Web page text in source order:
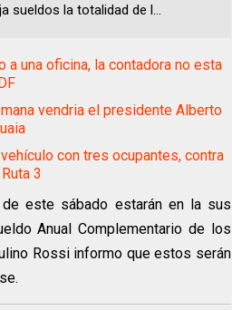
sueldos la totalidad de l...
a una oficina, la contadora no esta
vendria el presidente Alberto
con tres ocupantes, contra
3
este sábado estarán en la sus
Anual Complementario de los
Rossi informo que estos serán